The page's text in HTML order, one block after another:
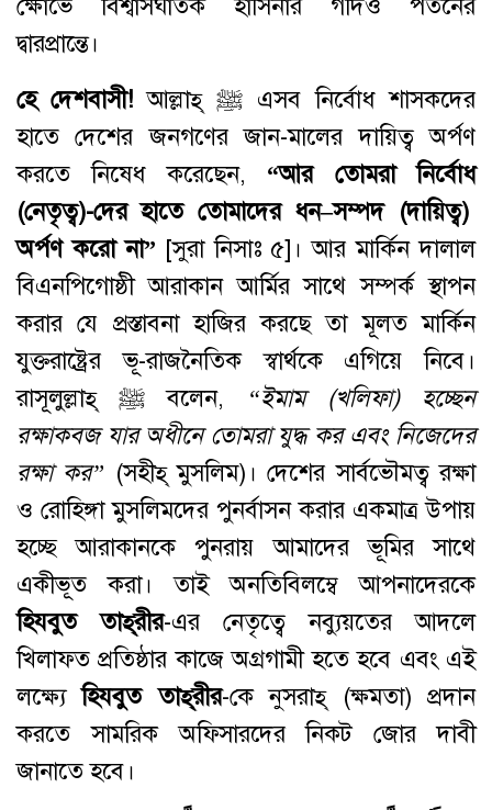
ক্ষোভে বিশ্বাসঘাতক হাসিনার গদিও পতনের
দ্বারপ্রান্তে।
হে দেশবাসী! আল্লাহ্‌ ﷺ এসব নির্বোধ শাসকদের
হাতে দেশের জনগণের জান-মালের দায়িত্ব অর্পণ
করতে নিষেধ করেছেন, “আর তোমরা
নির্বোধ
(নেতৃত্ব)-দের হাতে তোমাদের ধন–সম্পদ(দায়িত্ব)
অর্পণ করো না” [সুরা নিসাঃ ৫]। আর মার্কিন দালাল
বিএনপিগোষ্ঠী আরাকান আর্মির সাথে সম্পর্ক স্থাপন
করার যে প্রস্তাবনা হাজির করছে তা মূলত মার্কিন
যুক্তরাষ্ট্রের ভূ-রাজনৈতিক স্বার্থকে এগিয়ে নিবে।
রাসূলুল্লাহ্‌ ﷺ বলেন,
“ইমাম(খলিফা) হচ্ছেন
রক্ষাকবজ যার অধীনে তোমরা যুদ্ধ কর এবং নিজেদের
রক্ষা কর” (সহীহ্‌ মুসলিম)। দেশের সার্বভৌমত্ব রক্ষা
ও রোহিঙ্গা মুসলিমদের পুনর্বাসন করার একমাত্র উপায়
হচ্ছে আরাকানকে পুনরায় আমাদের ভূমির সাথে
একীভূত করা। তাই অনতিবিলম্বে আপনাদেরকে
হিযবুত তাহ্রীর-এর নেতৃত্বে নব্যুয়তের আদলে
খিলাফত প্রতিষ্ঠার কাজে অগ্রগামী হতে হবে এবং এই
লক্ষ্যেহিযবুত তাহ্রীর-কে নুসরাহ্‌ (ক্ষমতা) প্রদান
করতে সামরিক অফিসারদের নিকট জোর দাবী
জানাতে হবে।